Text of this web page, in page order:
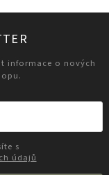
informace o nových
údajů